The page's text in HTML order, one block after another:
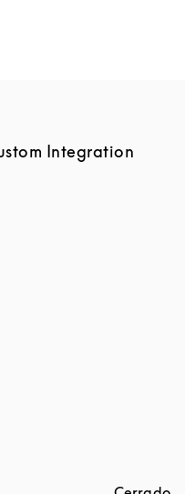
- Exist to create
Integration